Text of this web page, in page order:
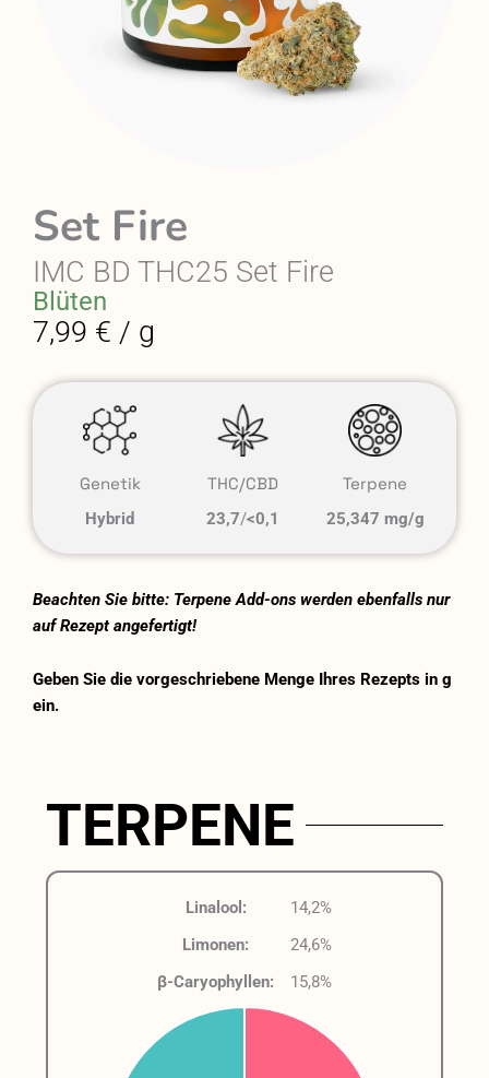
Set Fire
IMC BD THC25 Set Fire
Blüten
7,99 € / g
Genetik
Hybrid
THC/CBD
23,7/<0,1
Terpene
25,347 mg/g
Beachten Sie bitte: Terpene Add-ons werden ebenfalls nur
auf Rezept angefertigt!
Geben Sie die vorgeschriebene Menge Ihres Rezepts in g
ein.
TERPENE
Linalool:
14,2%
Limonen:
24,6%
β-Caryophyllen:
15,8%